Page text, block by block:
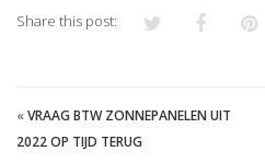
Share this post:
«VRAAG BTW ZONNEPANELEN UIT
2022 OP TIJD TERUG